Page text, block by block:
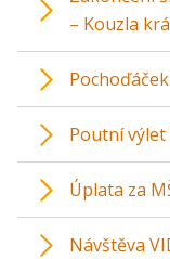
– Kouzla
Poutní
Úplata za
Návštěva